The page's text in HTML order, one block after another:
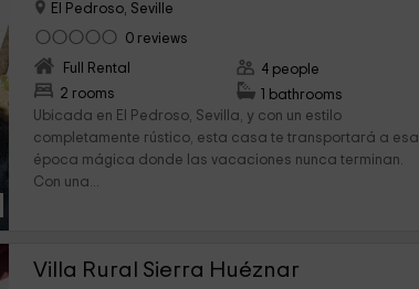
El Pedroso, Seville
0 reviews
Full Rental
2 rooms
4 people
1 bathrooms
Ubicada en El Pedroso, Sevilla, y con un estilo
completamente rústico, esta casa te transportará a esa
época mágica donde las vacaciones nunca terminan.
Con una...
Villa Rural Sierra Huéznar